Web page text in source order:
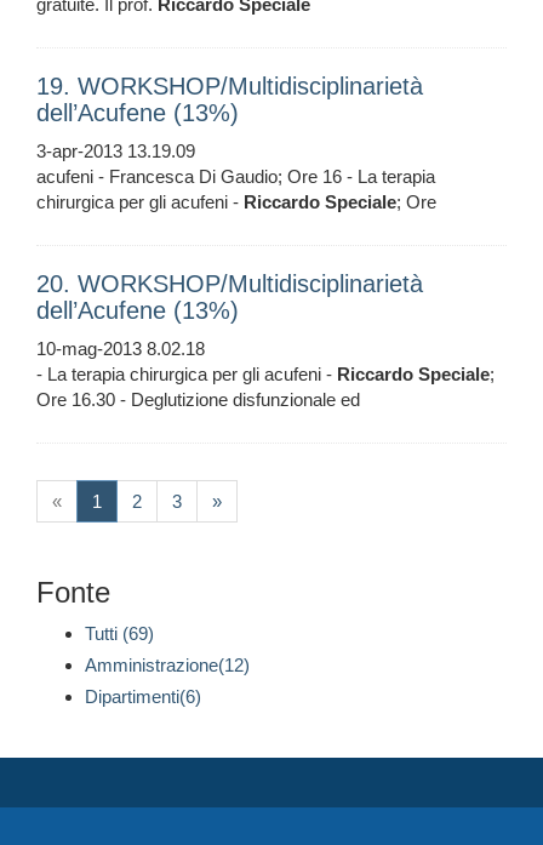
gratuite. Il prof. Riccardo Speciale
19. WORKSHOP/Multidisciplinarietà
dell’Acufene (13%)
3-apr-2013 13.19.09
acufeni - Francesca Di Gaudio; Ore 16 - La terapia
chirurgica per gli acufeni - Riccardo Speciale; Ore
20. WORKSHOP/Multidisciplinarietà
dell’Acufene (13%)
10-mag-2013 8.02.18
- La terapia chirurgica per gli acufeni - Riccardo Speciale;
Ore 16.30 - Deglutizione disfunzionale ed
« 1 (current)
2 3 »
Fonte
Tutti (69)
Amministrazione(12)
Dipartimenti(6)